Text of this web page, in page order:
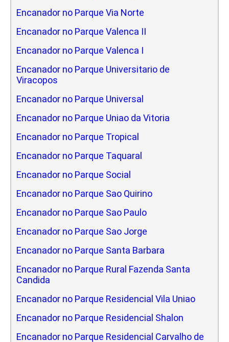
Encanador no Parque Via Norte
Encanador no Parque Valenca II
Encanador no Parque Valenca I
Encanador no Parque Universitario de
Viracopos
Encanador no Parque Universal
Encanador no Parque Uniao da Vitoria
Encanador no Parque Tropical
Encanador no Parque Taquaral
Encanador no Parque Social
Encanador no Parque Sao Quirino
Encanador no Parque Sao Paulo
Encanador no Parque Sao Jorge
Encanador no Parque Santa Barbara
Encanador no Parque Rural Fazenda Santa
Candida
Encanador no Parque Residencial Vila Uniao
Encanador no Parque Residencial Shalon
Encanador no Parque Residencial Carvalho de